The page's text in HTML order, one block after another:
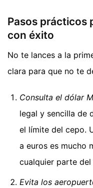
Pasos prácticos
con éxito
No te lances a la
clara para que no te
Consulta el dólar
legal y sencilla de
el límite del cepo.
a euros es mucho
cualquier parte del
Evita los